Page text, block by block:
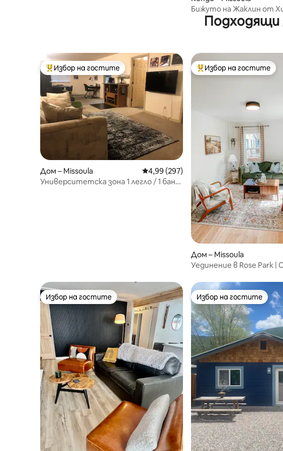
Бижуто на Жаклин от
„Баб“Подходящи
Най-популярен избор на гостите
Избор на гостите
Дом – Missoula Средна оценка: 4,99 от 5, 297 отзива
4,99 (297)
Университетска зона 1 легло / 1 баня
Най-популярен избор на
Избор на гостите
Дом – Missoula
Уединение в Rose Park |
Избор на гостите
Избор на гостите Избор на гостите
Избор на гостите